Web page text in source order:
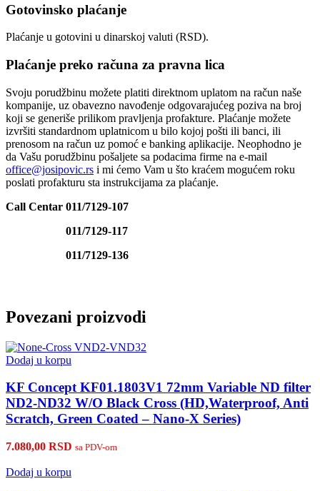
Gotovinsko plaćanje
Plaćanje u gotovini u dinarskoj valuti (RSD).
Plaćanje preko računa za pravna lica
Svoju porudžbinu možete platiti direktnom uplatom na račun naše
kompanije, uz obavezno navođenje odgovarajućeg poziva na broj
koji se generiše prilikom pravljenja profakture. Plaćanje možete
izvršiti standardnom uplatnicom u bilo kojoj pošti ili banci, ili
prenosom na račun uz pomoć e banking aplikacije. Neophodno je
da Vašu porudžbinu pošaljete sa podacima firme na e-mail
office@josipovic.rs i mi ćemo Vam u što kraćem mogućem roku
poslati profakturu sta instrukcijama za plaćanje.
Call Centar 011/7129-107
011/7129-117
011/7129-136
Povezani proizvodi
Dodaj u korpu
KF Concept KF01.1803V1 72mm Variable ND filter
ND2-ND32 W/O Black Cross (HD,Waterproof, Anti
Scratch, Green Coated – Nano-X Series)
7.080,00 RSD sa PDV-om
Dodaj u korpu